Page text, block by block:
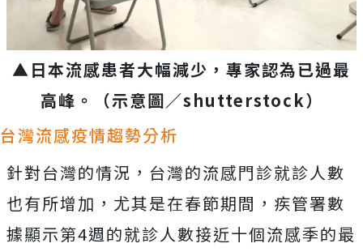
▲日本流感患者大幅減少，專家認為已過最
高峰。
（示意圖／shutterstock）
台灣流感疫情趨勢分析
針對台灣的情況，台灣的流感門診就診人數
也有所增加，尤其是在春節期間，疾管署數
據顯示第4週的就診人數接近十個流感季的最